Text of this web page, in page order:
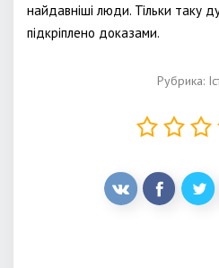
Рубрика:
найдавніші люди. Тільки таку
підкріплено доказами.